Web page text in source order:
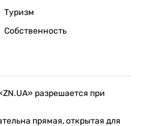
Туризм
Собственность
разрешается при
прямая, открытая для